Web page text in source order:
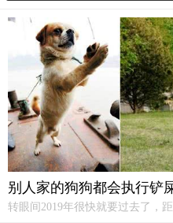
问题
转眼间2019年很快就要过去了，